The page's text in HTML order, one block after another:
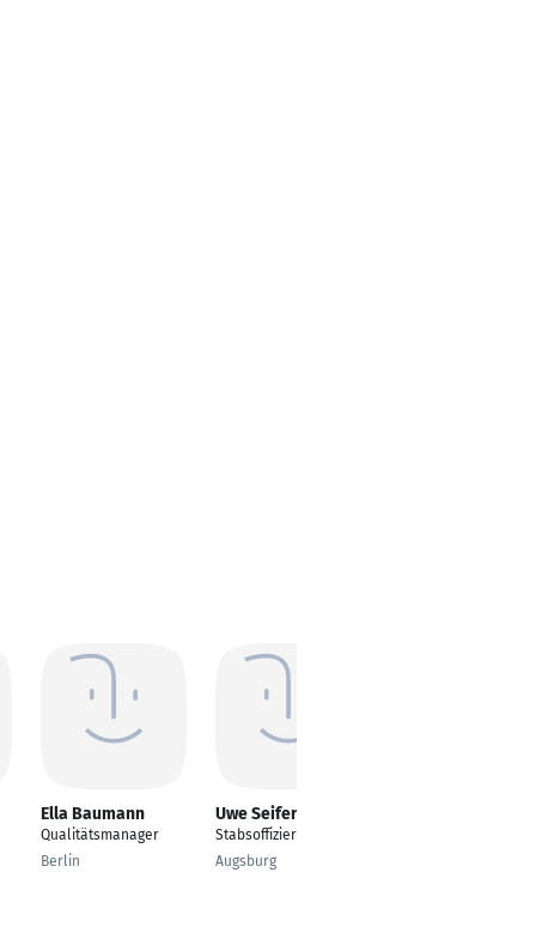
Ella Baumann
Qualitätsmanager
Berlin
Uwe Seifert
Stabsoffizier
Augsburg